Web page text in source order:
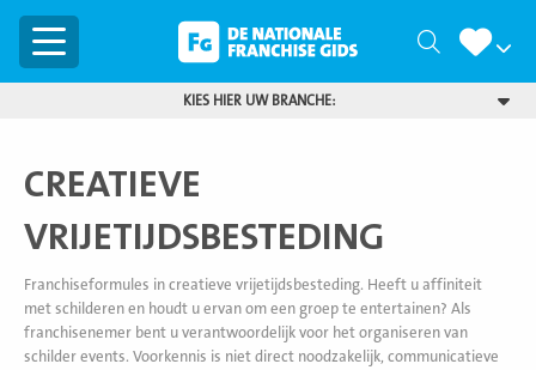
Menu Zoeken
KIES HIER UW BRANCHE:
CREATIEVE
VRIJETIJDSBESTEDING
Franchiseformules in creatieve vrijetijdsbesteding. Heeft u affiniteit
met schilderen en houdt u ervan om een groep te entertainen? Als
franchisenemer bent u verantwoordelijk voor het organiseren van
schilder events. Voorkennis is niet direct noodzakelijk, communicatieve